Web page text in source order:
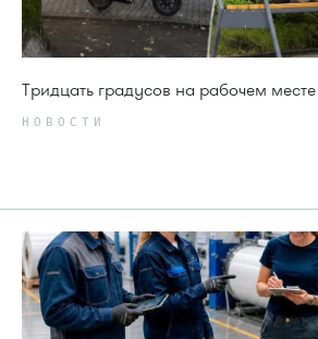
Тридцать градусов на рабочем месте
НОВОСТИ